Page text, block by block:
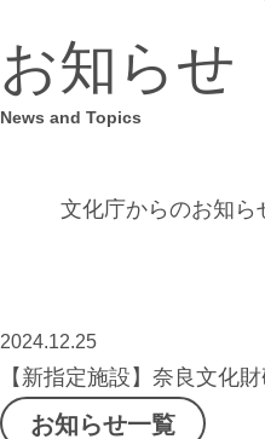
お知らせ
News and Topics
文化庁からのお知
2024.12.25
【新指定施設】奈良文化
お知らせ一覧